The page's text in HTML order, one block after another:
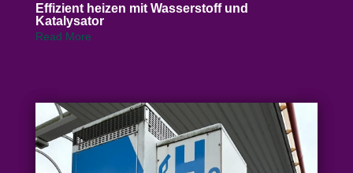
Effizient heizen mit Wasser­stoff und
Katalysator
Read More